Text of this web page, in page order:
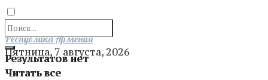
Результатов нет
Читать все
Отправить
Республика Армения
Пятница, 7 августа, 2026